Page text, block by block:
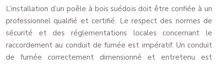
L’installation d’un poêle à bois suédois doit être confiée à un
professionnel qualifié et certifié. Le respect des normes de
sécurité et des réglementations locales concernant le
raccordement au conduit de fumée est impératif. Un conduit
de fumée correctement dimensionné et entretenu est